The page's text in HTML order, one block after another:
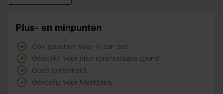
Plus- en minpunten
Ook geschikt voor in een pot
Geschikt voor elke doorlaatbare grond
Goed winterhard
Gevoelig voor Meeldauw